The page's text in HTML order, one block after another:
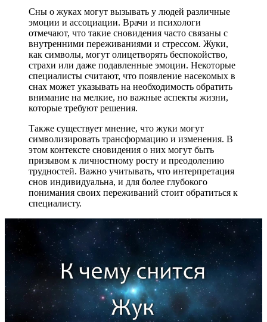
Сны о жуках могут вызывать у людей различные
эмоции и ассоциации. Врачи и психологи
отмечают, что такие сновидения часто связаны с
внутренними переживаниями и стрессом. Жуки,
как символы, могут олицетворять беспокойство,
страхи или даже подавленные эмоции. Некоторые
специалисты считают, что появление насекомых в
снах может указывать на необходимость обратить
внимание на мелкие, но важные аспекты жизни,
которые требуют решения.
Также существует мнение, что жуки могут
символизировать трансформацию и изменения. В
этом контексте сновидения о них могут быть
призывом к личностному росту и преодолению
трудностей. Важно учитывать, что интерпретация
снов индивидуальна, и для более глубокого
понимания своих переживаний стоит обратиться к
специалисту.